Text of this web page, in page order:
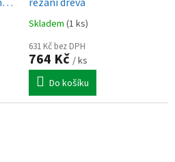
Skladem (1 ks)
631 Kč bez DPH
764 Kč / ks
Do košíku